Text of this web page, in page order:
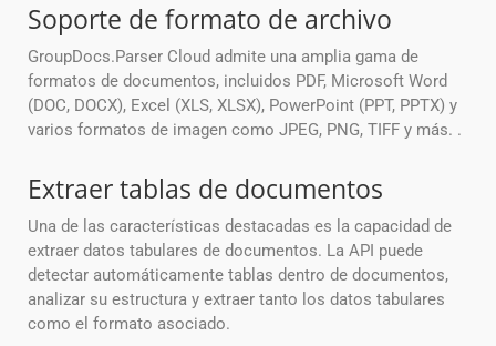
Soporte de formato de archivo
GroupDocs.Parser Cloud admite una amplia gama de
formatos de documentos, incluidos PDF, Microsoft Word
(DOC, DOCX), Excel (XLS, XLSX), PowerPoint (PPT, PPTX) y
varios formatos de imagen como JPEG, PNG, TIFF y más. .
Extraer tablas de documentos
Una de las características destacadas es la capacidad de
extraer datos tabulares de documentos. La API puede
detectar automáticamente tablas dentro de documentos,
analizar su estructura y extraer tanto los datos tabulares
como el formato asociado.